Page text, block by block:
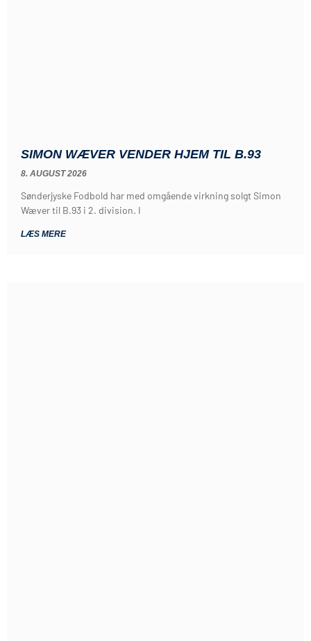
SIMON WÆVER VENDER HJEM TIL B.93
8. AUGUST 2026
Sønderjyske Fodbold har med omgående virkning solgt Simon
Wæver til B.93 i 2. division. I
LÆS MERE